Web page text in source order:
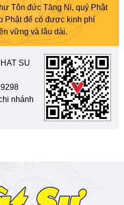
Tôn đức Tăng Ni, quý Phật
Phật để có được kinh phí
vững và lâu dài.
SU
nhánh